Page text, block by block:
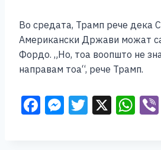
Во средата, Трамп рече дека
Американски Држави можат
Фордо. „Но, тоа воопшто не
направам тоа“, рече Трамп.
F M T X W